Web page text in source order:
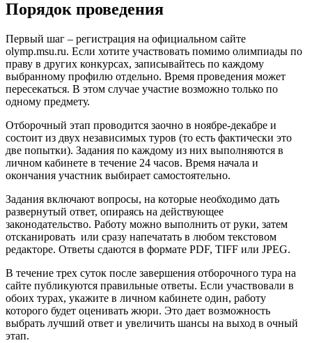
Порядок проведения
Первый шаг – регистрация на официальном сайте
olymp.msu.ru. Если хотите участвовать помимо олимпиады по
праву в других конкурсах, записывайтесь по каждому
выбранному профилю отдельно. Время проведения может
пересекаться. В этом случае участие возможно только по
одному предмету.
Отборочный этап проводится заочно в ноябре-декабре и
состоит из двух независимых туров (то есть фактически это
две попытки). Задания по каждому из них выполняются в
личном кабинете в течение 24 часов. Время начала и
окончания участник выбирает самостоятельно.
Задания включают вопросы, на которые необходимо дать
развернутый ответ, опираясь на действующее
законодательство. Работу можно выполнить от руки, затем
отсканировать или сразу напечатать в любом текстовом
редакторе. Ответы сдаются в формате PDF, TIFF или JPEG.
В течение трех суток после завершения отборочного тура на
сайте публикуются правильные ответы. Если участвовали в
обоих турах, укажите в личном кабинете один, работу
которого будет оценивать жюри. Это дает возможность
выбрать лучший ответ и увеличить шансы на выход в очный
этап.